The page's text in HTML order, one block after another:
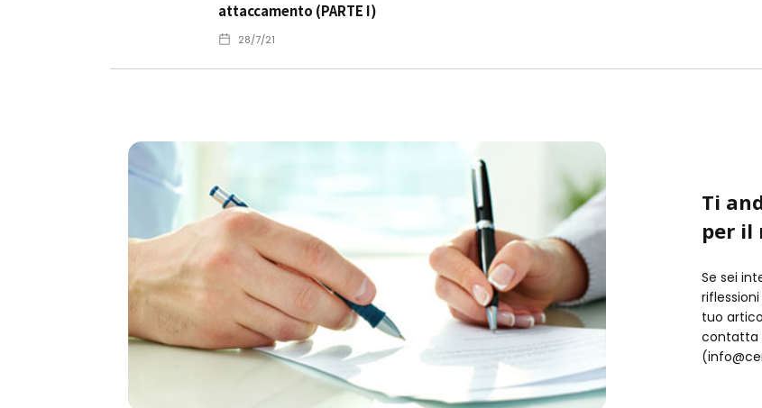
attaccamento (PARTE I)
28/7/21
Ti
per il
Se sei
tuo
contatta